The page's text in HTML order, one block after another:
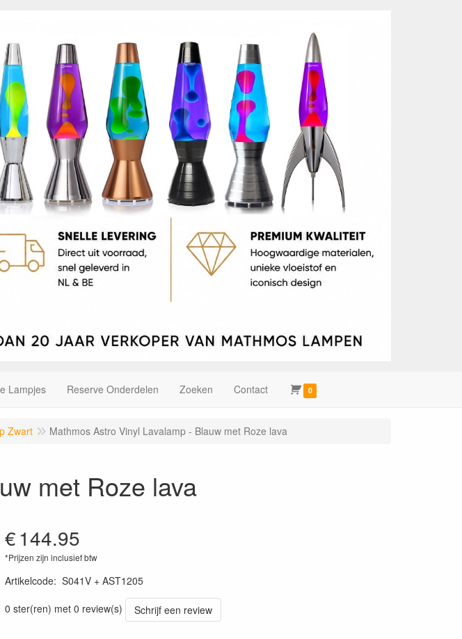
Lampjes Reserve Onderdelen Zoeken Contact 0
Zwart Mathmos Astro Vinyl Lavalamp - Blauw met Roze lava
met Roze lava
€144.95
*Prijzen zijn inclusief btw
Artikelcode: S041V + AST1205
0 ster(ren) met 0 review(s)
Schrijf een review